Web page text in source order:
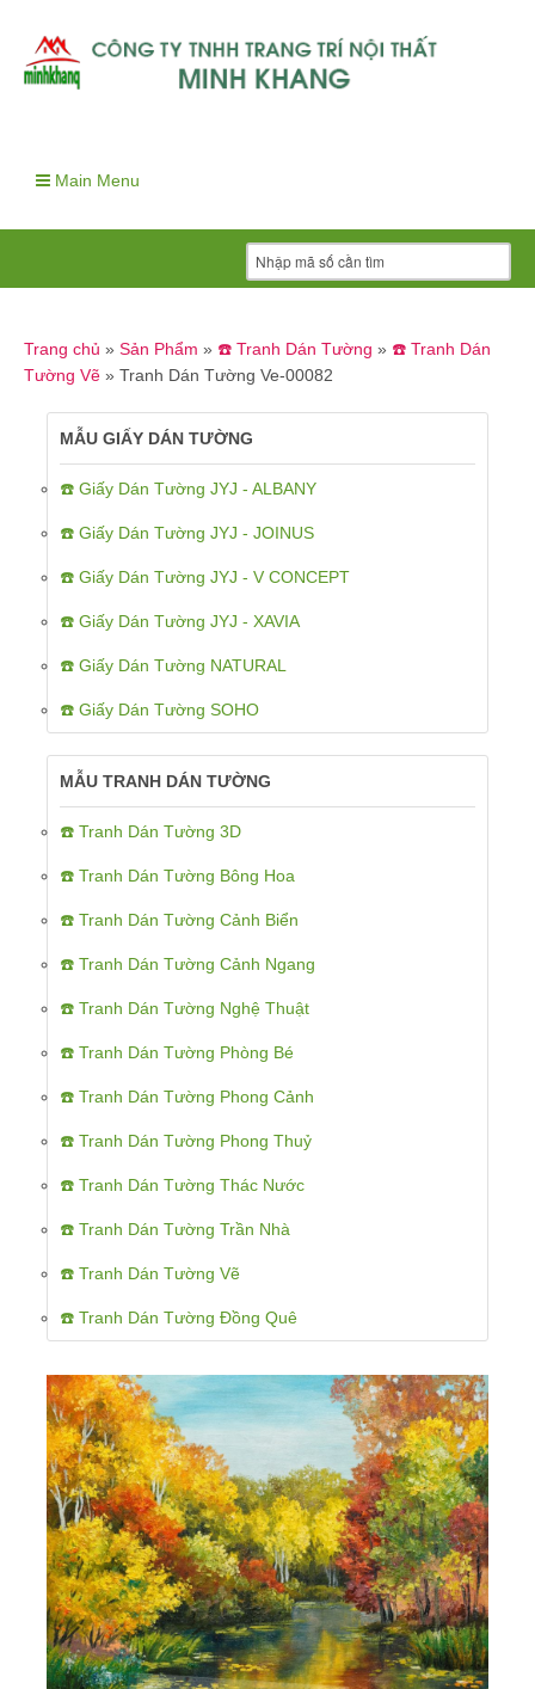
Main Menu
Trang chủ » Sản Phẩm » ☎️ Tranh Dán Tường » ☎️ Tranh Dán
Tường Vẽ » Tranh Dán Tường Ve-00082
MẪU GIẤY DÁN TƯỜNG
☎️ Giấy Dán Tường JYJ - ALBANY
☎️ Giấy Dán Tường JYJ - JOINUS
☎️ Giấy Dán Tường JYJ - V CONCEPT
☎️ Giấy Dán Tường JYJ - XAVIA
☎️ Giấy Dán Tường NATURAL
☎️ Giấy Dán Tường SOHO
MẪU TRANH DÁN TƯỜNG
☎️ Tranh Dán Tường 3D
☎️ Tranh Dán Tường Bông Hoa
☎️ Tranh Dán Tường Cảnh Biển
☎️ Tranh Dán Tường Cảnh Ngang
☎️ Tranh Dán Tường Nghệ Thuật
☎️ Tranh Dán Tường Phòng Bé
☎️ Tranh Dán Tường Phong Cảnh
☎️ Tranh Dán Tường Phong Thuỷ
☎️ Tranh Dán Tường Thác Nước
☎️ Tranh Dán Tường Trần Nhà
☎️ Tranh Dán Tường Vẽ
☎️ Tranh Dán Tường Đồng Quê